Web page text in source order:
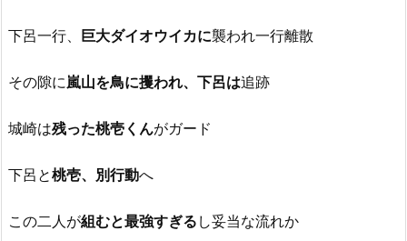
下呂一行、 巨大ダイオウイカに襲われ一行離散
その隙に嵐山を鳥に攫われ、下呂は追跡
城崎は残った桃壱くんがガード
下呂と桃壱、別行動へ
この二人が組むと最強すぎる し妥当な流れか